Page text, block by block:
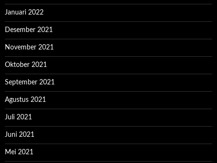
Januari 2022
Desember 2021
November 2021
Oktober 2021
September 2021
Agustus 2021
Juli 2021
Juni 2021
Mei 2021